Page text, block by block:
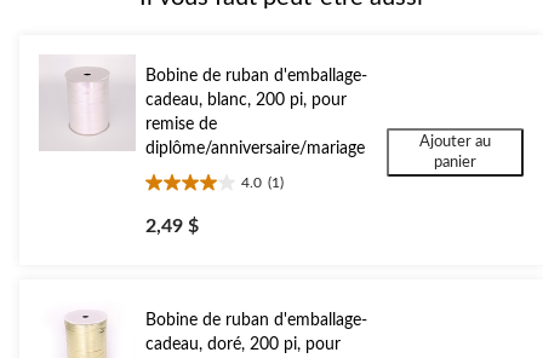
Bobine de ruban d'emballage-
cadeau, blanc, 200 pi, pour
remise de
diplôme/anniversaire/mariage
4.0 (1)
4.0
étoile(s)
sur
2,49 $
Ajouter au
panier
Bobine de ruban d'emballage-
cadeau, doré, 200 pi, pour